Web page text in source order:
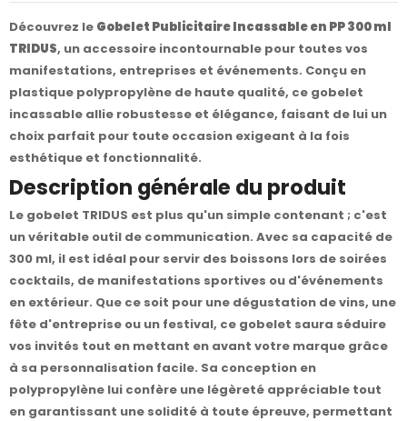
Découvrez le Gobelet Publicitaire Incassable en PP 300 ml
TRIDUS, un accessoire incontournable pour toutes vos
manifestations, entreprises et événements. Conçu en
plastique polypropylène de haute qualité, ce gobelet
incassable allie robustesse et élégance, faisant de lui un
choix parfait pour toute occasion exigeant à la fois
esthétique et fonctionnalité.
Description générale du produit
Le gobelet TRIDUS est plus qu'un simple contenant ; c'est
un véritable outil de communication. Avec sa capacité de
300 ml, il est idéal pour servir des boissons lors de soirées
cocktails, de manifestations sportives ou d'événements
en extérieur. Que ce soit pour une dégustation de vins, une
fête d'entreprise ou un festival, ce gobelet saura séduire
vos invités tout en mettant en avant votre marque grâce
à sa personnalisation facile. Sa conception en
polypropylène lui confère une légèreté appréciable tout
en garantissant une solidité à toute épreuve, permettant